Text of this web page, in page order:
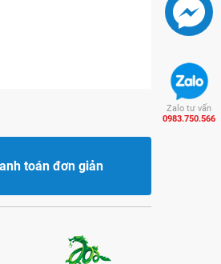
toán đơn giản
Zalo tư vấn
0983.750.566